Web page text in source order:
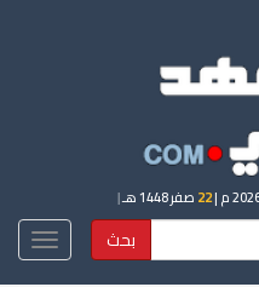
22 صفر 1448 هـ |
بحث